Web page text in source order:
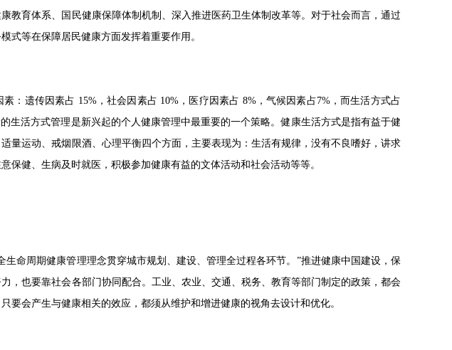
教育体系、国民健康保障体制机制、深入推进医药卫生体制改革等。对于社会而言，通过
式等在保障居民健康方面发挥着重要作用。
：遗传因素占 15%，社会因素占 10%，医疗因素占 8%，气候因素占7%，而生活方式占
生活方式管理是新兴起的个人健康管理中最重要的一个策略。健康生活方式是指有益于健
量运动、戒烟限酒、心理平衡四个方面，主要表现为：生活有规律，没有不良嗜好，讲求
保健、生病及时就医，积极参加健康有益的文体活动和社会活动等等。
命周期健康管理理念贯穿城市规划、建设、管理全过程各环节。”推进健康中国建设，保
，也要靠社会各部门协同配合。工业、农业、交通、税务、教育等部门制定的政策，都会
要会产生与健康相关的效应，都须从维护和增进健康的视角去设计和优化。